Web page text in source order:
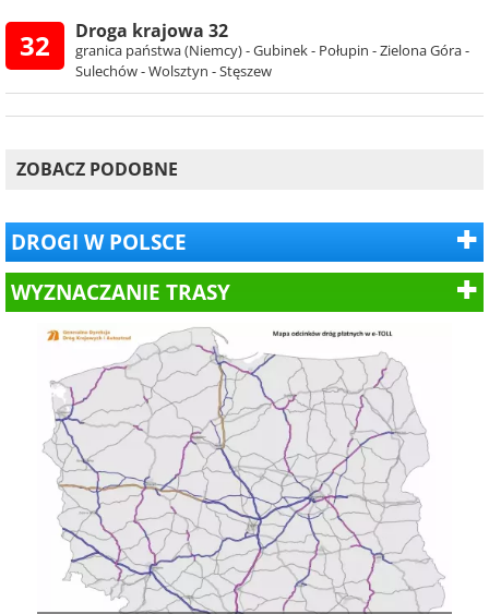
32 Droga krajowa 32
granica państwa (Niemcy) - Gubinek - Połupin - Zielona Góra -
Sulechów - Wolsztyn - Stęszew
ZOBACZ PODOBNE
DROGI W POLSCE
WYZNACZANIE TRASY